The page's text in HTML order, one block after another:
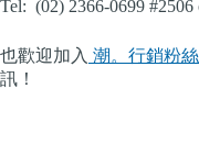
Tel: (02) 2366-0699 #2506
也歡迎加入 潮。行銷粉
訊！